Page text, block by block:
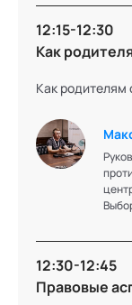
Д. филос. н.,
факультета
М.В.
12:15-12:30
Как
Как родителям
12:30-12:45
Правовые